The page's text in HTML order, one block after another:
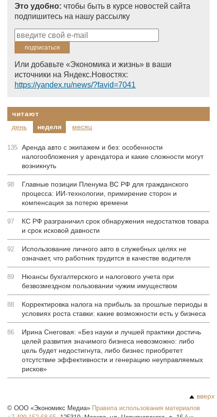
Это удобно: чтобы быть в курсе новостей сайта
подпишитесь на нашу рассылку
Или добавьте «Экономика и жизнь» в ваши
источники на Яндекс.Новостях:
https://yandex.ru/news/?favid=7041
читают
день
неделя месяц
135 Аренда авто с экипажем и без: особенности
налогообложения у арендатора и какие сложности могут
возникнуть
98
Главные позиции Пленума ВС РФ для гражданского
процесса: ИИ-технологии, примирение сторон и
компенсация за потерю времени
97
КС РФ разграничил срок обнаружения недостатков товара
и срок исковой давности
92
Использование личного авто в служебных целях не
означает, что работник трудится в качестве водителя
89
Нюансы бухгалтерского и налогового учета при
безвозмездном пользовании чужим имуществом
88
Корректировка налога на прибыль за прошлые периоды в
условиях роста ставки: какие возможности есть у бизнеса
86
Ирина Снеговая: «Без науки и лучшей практики достичь
целей развития значимого бизнеса невозможно: либо
цель будет недостигнута, либо бизнес приобретет
отсутствие эффективности и генерацию неуправляемых
рисков»
вверх
© ООО «Экономикс Медиа» Правила использования материалов